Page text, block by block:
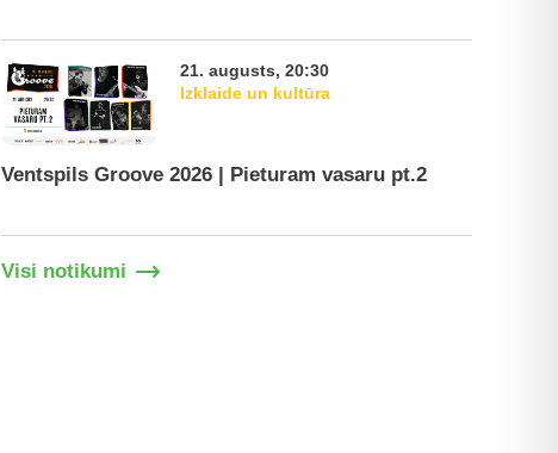
21. augusts, 20:30
Izklaide un kultūra
Ventspils Groove 2026 | Pieturam vasaru pt.2
Visi notikumi